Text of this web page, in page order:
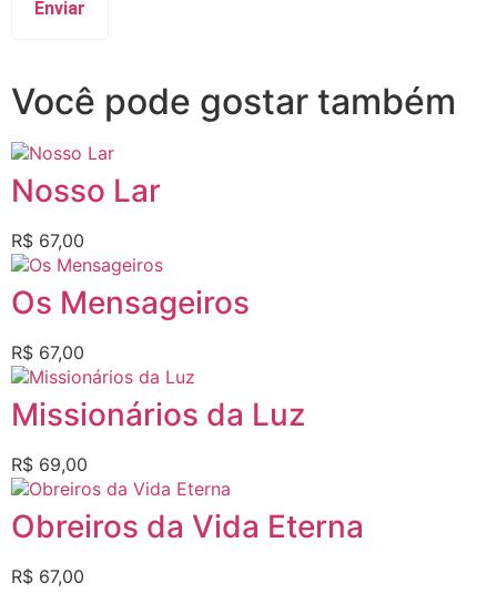
Você pode gostar também
Nosso Lar
R$ 67,00
Os Mensageiros
R$ 67,00
Missionários da Luz
R$ 69,00
Obreiros da Vida Eterna
R$ 67,00